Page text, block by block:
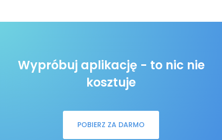
Wypróbuj aplikację - to nic nie
kosztuje
POBIERZ ZA DARMO